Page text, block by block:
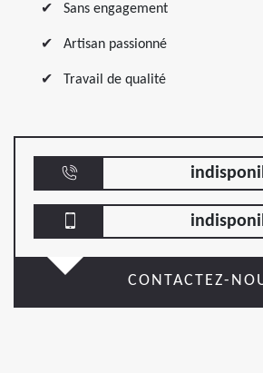
Sans engagement
Artisan passionné
Travail de qualité
CONTACTEZ-